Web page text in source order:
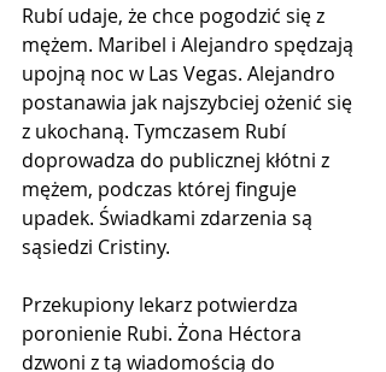
Rubí udaje, że chce pogodzić się z
mężem. Maribel i Alejandro spędzają
upojną noc w Las Vegas. Alejandro
postanawia jak najszybciej ożenić się
z ukochaną. Tymczasem Rubí
doprowadza do publicznej kłótni z
mężem, podczas której finguje
upadek. Świadkami zdarzenia są
sąsiedzi Cristiny.
Przekupiony lekarz potwierdza
poronienie Rubi. Żona Héctora
dzwoni z tą wiadomością do